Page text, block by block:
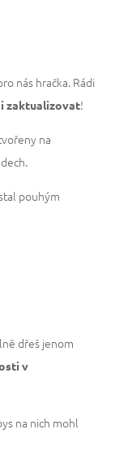
nás hračka. Rádi
zaktualizovat!
na
pouhým
dřeš jenom
v
na nich mohl